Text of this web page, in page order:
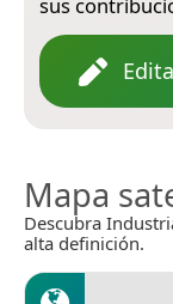
Mapa
Descubra
alta definición.